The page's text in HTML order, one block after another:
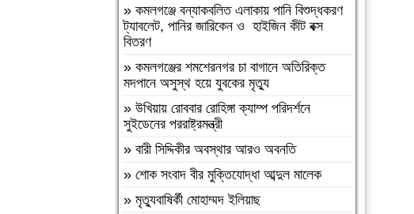
»কমলগঞ্জে হাবিবুন নেছা চৌধুরী গার্লস একাডেমি
পরিদর্শন
»আসামীরা জামিনে মুক্ত; মামলা আপোষের
প্রস্তাব; বাদীর পরিবারকে হুমকি-ধামকিকমলগঞ্জে
বহুল আলোচিত স্কুল শিক্ষিকা হত্যার অভিযোগপত্র
দাখিল
»কমলগঞ্জে নিরাপদ সড়ক চাই এর পরিচিতি সভা
অনুষ্ঠিত
শোক সংবাদ॥ রসমোহন সিংহ ॥
ফ্যাসিবাদবিরোধী সমন্বিত শক্তির ফল জুলাই
আন্দোলন: রেদোয়ান মাজহারি
»কমলগঞ্জে বন্যাকবলিত এলাকায় পানি বিশুদ্ধকরণ
ট্যাবলেট, পানির জারিকেন ও হাইজিন কীট বক্স
বিতরণ
»কমলগঞ্জের শমশেরনগর চা বাগানে অতিরিক্ত
মদপানে অসুস্থ হয়ে যুবকের মৃত্যু
»উখিয়ায় রোববার রোহিঙ্গা ক্যাম্প পরিদর্শনে
সুইডেনের পররাষ্ট্রমন্ত্রী
»বারী সিদ্দিকীর অবস্থার আরও অবনতি
»শোক সংবাদ বীর মুক্তিযোদ্ধা আব্দুল মালেক
»মৃত্যুবাষির্কী মোহাম্মদ ইলিয়াছ